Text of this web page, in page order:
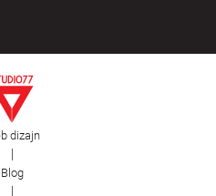
dizajn
|
Blog
|